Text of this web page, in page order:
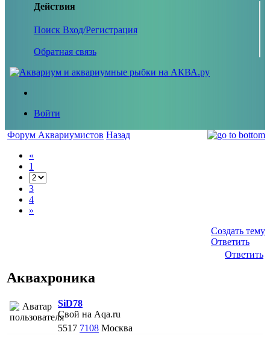
Действия
Поиск Вход/Регистрация
Обратная связь
Войти
Форум Аквариумистов Назад
«
1
3
4
»
Создать тему
Ответить
Ответить
Аквахроника
SiD78
Свой на Aqa.ru
5517 7108 Москва